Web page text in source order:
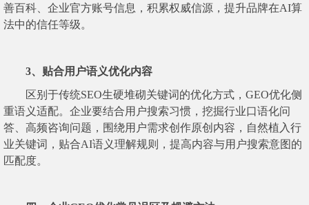
善百科、企业官方账号信息，积累权威信源，提升品牌在AI算
法中的信任等级。
3、贴合用户语义优化内容
区别于传统SEO生硬堆砌关键词的优化方式，GEO优化侧
重语义适配。企业要结合用户搜索习惯，挖掘行业口语化问
答、高频咨询问题，围绕用户需求创作原创内容，自然植入行
业关键词，贴合AI语义理解规则，提高内容与用户搜索意图的
匹配度。